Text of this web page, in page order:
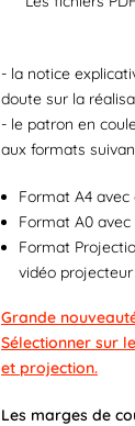
- la notice
doute sur la
- le patron en
aux formats
Format A4
Format A0
Format
vidéo projecteur
Grande
Sélectionner sur
et projection.
Les marges de